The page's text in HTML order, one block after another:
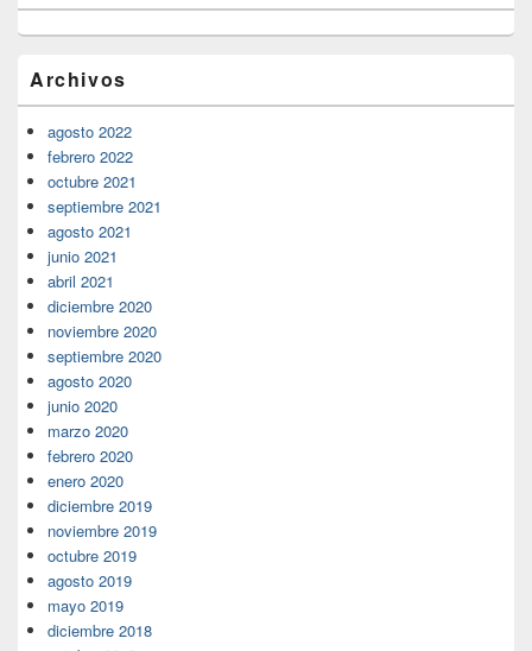
Archivos
agosto 2022
febrero 2022
octubre 2021
septiembre 2021
agosto 2021
junio 2021
abril 2021
diciembre 2020
noviembre 2020
septiembre 2020
agosto 2020
junio 2020
marzo 2020
febrero 2020
enero 2020
diciembre 2019
noviembre 2019
octubre 2019
agosto 2019
mayo 2019
diciembre 2018